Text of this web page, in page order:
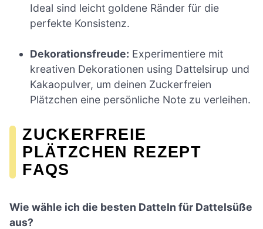
Ideal sind leicht goldene Ränder für die
perfekte Konsistenz.
Dekorationsfreude: Experimentiere mit
kreativen Dekorationen using Dattelsirup und
Kakaopulver, um deinen Zuckerfreien
Plätzchen eine persönliche Note zu verleihen.
ZUCKERFREIE
PLÄTZCHEN REZEPT
FAQS
Wie wähle ich die besten Datteln für Dattelsüße
aus?